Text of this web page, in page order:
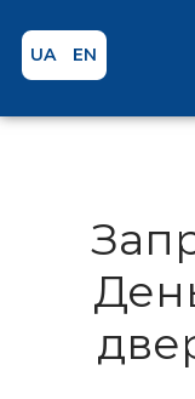
UA EN